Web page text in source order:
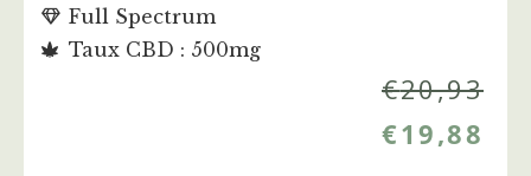
Full Spectrum
Taux CBD : 500mg
€20,93
€19,88